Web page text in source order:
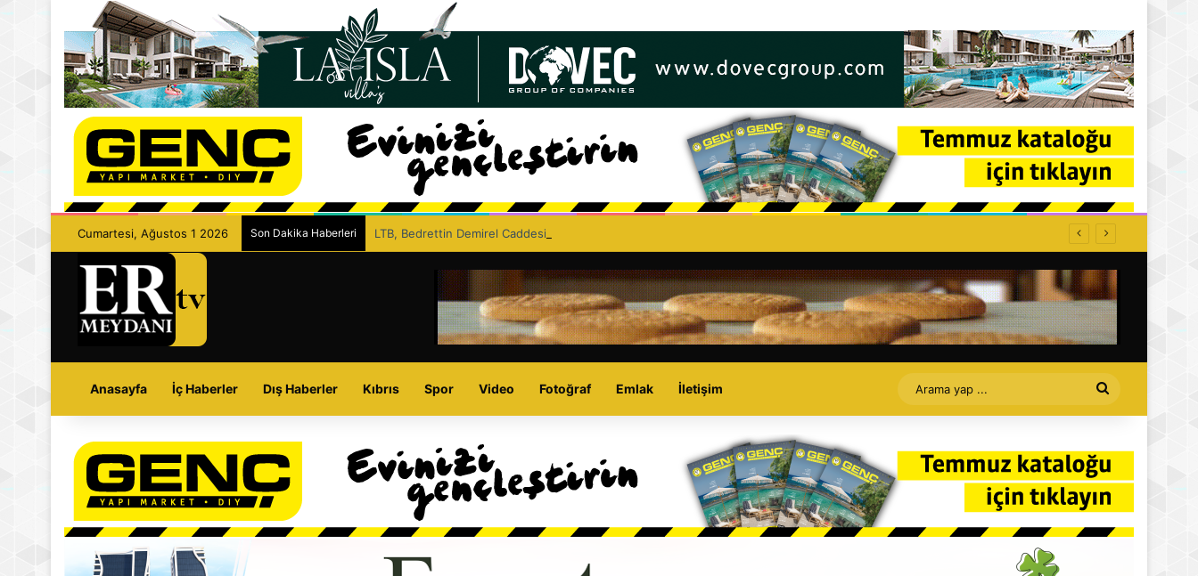
Cumartesi, Ağustos 1 2026 Son Dakika Haberleri LTB, Bedrettin Demirel Caddesi’nde asfaltlama çalışması yapacak
Anasayfa İç Haberler Dış Haberler Kıbrıs Spor Video Fotoğraf Emlak İletişim
Arama
yap
...